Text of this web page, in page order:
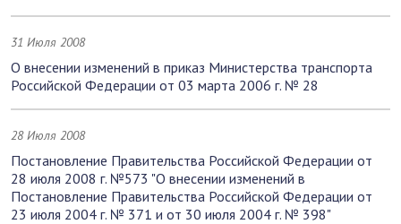
31 Июля 2008
О внесении изменений в приказ Министерства транспорта
Российской Федерации от 03 марта 2006 г. № 28
28 Июля 2008
Постановление Правительства Российской Федерации от
28 июля 2008 г. №573 "О внесении изменений в
Постановление Правительства Российской Федерации от
23 июля 2004 г. № 371 и от 30 июля 2004 г. № 398"